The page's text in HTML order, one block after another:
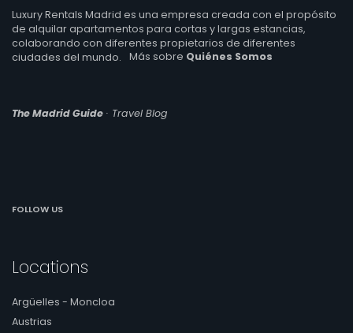
Luxury Rentals Madrid es una empresa creada con el propósito
de alquilar apartamentos para cortas y largas estancias,
colaborando con diferentes propietarios de diferentes
ciudades del mundo.
Más sobre Quiénes Somos
The Madrid Guide · Travel Blog
FOLLOW US
Locations
Argüelles - Moncloa
Austrias